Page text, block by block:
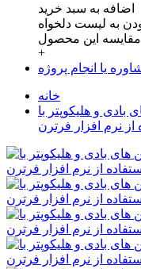
اضافه به سبد خرید
به لیست دلخواه
مقایسه این محصول
+
یا انجام پروژه
خانه
بادی و هلیکوپتر با
از نرم افزار فرترن